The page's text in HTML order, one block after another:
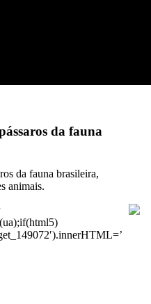
da fauna
da fauna brasileira,
animais.